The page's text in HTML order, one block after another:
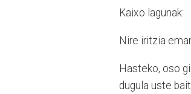
Kaixo lagunak:
Nire iritzia
Hasteko, oso
dugula uste